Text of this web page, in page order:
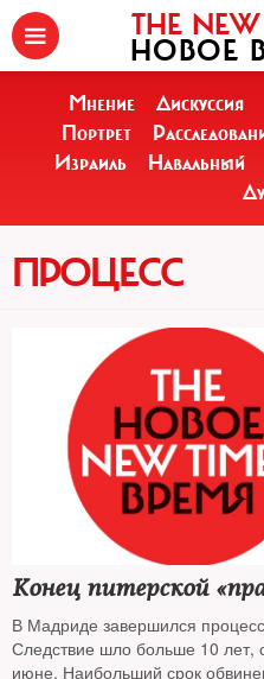
THE
НОВОЕ
Мнение Дискуссия
Портрет
Израиль
Навальный
ПРОЦЕСС
Конец питерской
В Мадриде завершился
Следствие шло больше 10 лет,
июне. Наибольший срок